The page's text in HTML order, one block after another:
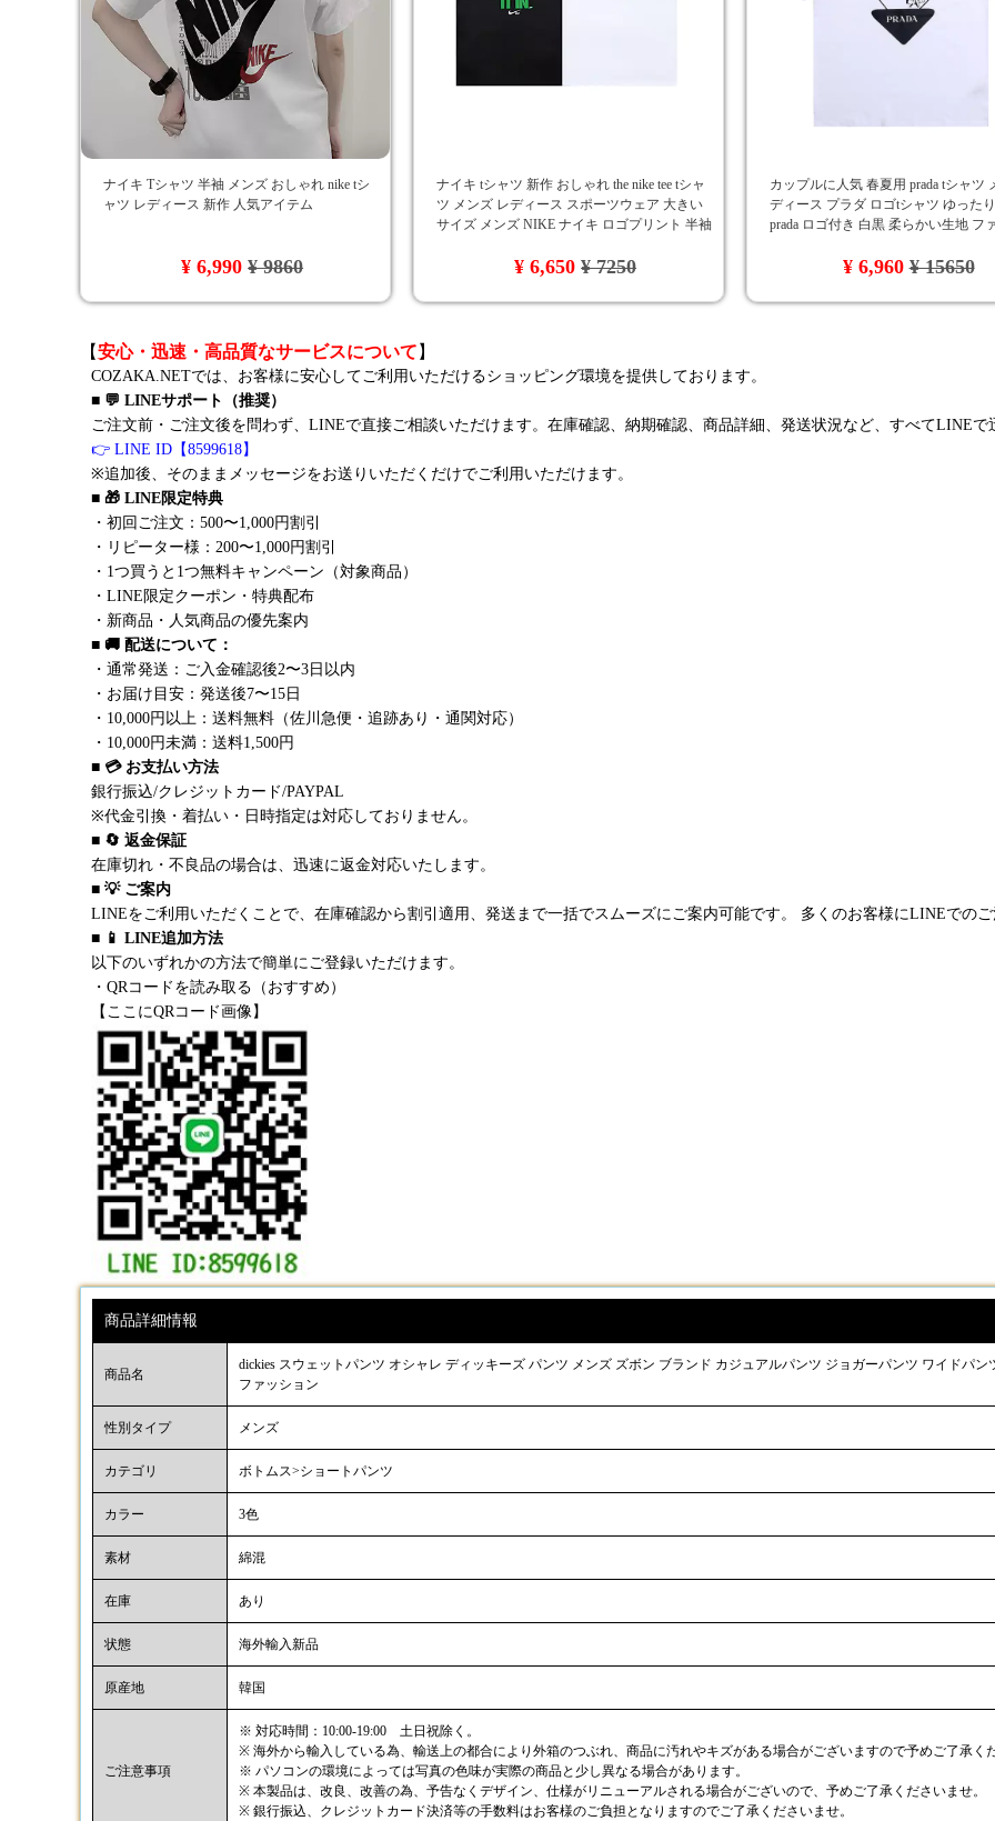
ナイキ Tシャツ 半袖 メンズ おしゃれ nike tシ
ャツ レディース 新作 人気アイテム
¥ 6,990¥ 9860
ナイキ tシャツ 新作 おしゃれ the nike tee tシャ
ツ メンズ レディース スポーツウェア 大きい
サイズ メンズ NIKE ナイキ ロゴプリント 半袖
¥ 6,650¥ 7250
カップルに人気 春夏用 prada tシャツ
ディース プラダ ロゴtシャツ ゆった
prada ロゴ付き 白黒 柔らかい生地 フ
¥ 6,960¥ 15650
【安心・迅速・高品質なサービスについて 】
COZAKA.NETでは、お客様に安心してご利用いただけるショッピング環境を提供しております。
■ 💬 LINEサポート（推奨）
ご注文前・ご注文後を問わず、LINEで直接ご相談いただけます。在庫確認、納期確認、商品詳細、発送状況など、すべてLINEで
👉 LINE ID【8599618】
※追加後、そのままメッセージをお送りいただくだけでご利用いただけます。
■ 🎁 LINE限定特典
・初回ご注文：500〜1,000円割引
・リピーター様：200〜1,000円割引
・1つ買うと1つ無料キャンペーン（対象商品）
・LINE限定クーポン・特典配布
・新商品・人気商品の優先案内
■ 🚚 配送について：
・通常発送：ご入金確認後2〜3日以内
・お届け目安：発送後7〜15日
・10,000円以上：送料無料（佐川急便・追跡あり・通関対応）
・10,000円未満：送料1,500円
■ 💳 お支払い方法
銀行振込/クレジットカード/PAYPAL
※代金引換・着払い・日時指定は対応しておりません。
■ 🔄 返金保証
在庫切れ・不良品の場合は、迅速に返金対応いたします。
■ 💡 ご案内
LINEをご利用いただくことで、在庫確認から割引適用、発送まで一括でスムーズにご案内可能です。 多くのお客様にLINEでの
■ 📱 LINE追加方法
以下のいずれかの方法で簡単にご登録いただけます。
・QRコードを読み取る（おすすめ）
【ここにQRコード画像】
商品詳細情報
商品名
dickies スウェットパンツ オシャレ ディッキーズ パンツ メンズ ズボン ブランド カジュアルパンツ ジョガーパンツ ワイドパ
ファッション
性別タイプ メンズ
カテゴリ ボトムス>ショートパンツ
カラー 3色
素材 綿混
在庫 あり
状態 海外輸入新品
原産地 韓国
ご注意事項
※ 対応時間：10:00-19:00 土日祝除く。
※ 海外から輸入している為、輸送上の都合により外箱のつぶれ、商品に汚れやキズがある場合がございますので予めご了承く
※ パソコンの環境によっては写真の色味が実際の商品と少し異なる場合があります。
※ 本製品は、改良、改善の為、予告なくデザイン、仕様がリニューアルされる場合がございので、予めご了承くださいませ。
※ 銀行振込、クレジットカード決済等の手数料はお客様のご負担となりますのでご了承くださいませ。